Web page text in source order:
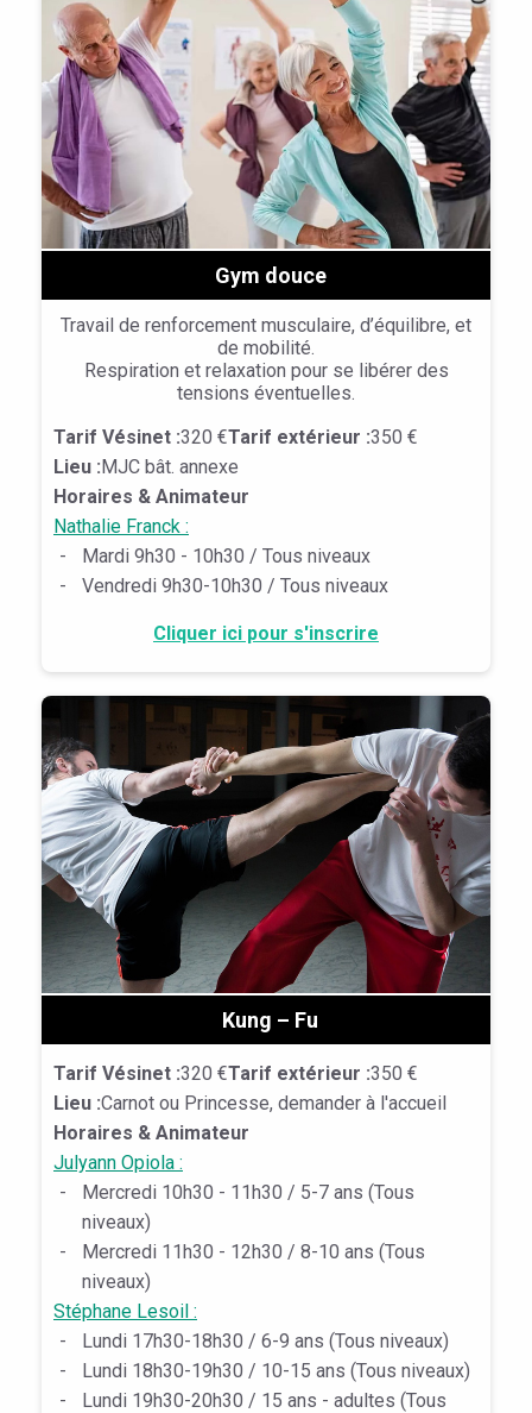
Gym douce
Travail de renforcement musculaire, d’équilibre, et
de mobilité.
Respiration et relaxation pour se libérer des
tensions éventuelles.
Tarif Vésinet :320 €Tarif extérieur :350 €
Lieu :MJC bât. annexe
Horaires & Animateur
Nathalie Franck :
-
Mardi 9h30 - 10h30 / Tous niveaux
-
Vendredi 9h30-10h30 / Tous niveaux
Cliquer ici pour s'inscrire
Kung – Fu
Tarif Vésinet :320 €Tarif extérieur :350 €
Lieu :Carnot ou Princesse, demander à l'accueil
Horaires & Animateur
Julyann Opiola :
-
Mercredi 10h30 - 11h30 / 5-7 ans (Tous
niveaux)
-
Mercredi 11h30 - 12h30 / 8-10 ans (Tous
niveaux)
Stéphane Lesoil :
-
Lundi 17h30-18h30 / 6-9 ans (Tous niveaux)
-
Lundi 18h30-19h30 / 10-15 ans (Tous niveaux)
-
Lundi 19h30-20h30 / 15 ans - adultes (Tous